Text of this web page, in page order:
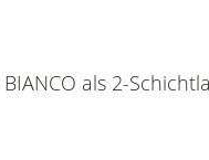
als 2-